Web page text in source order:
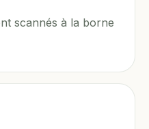
scannés à la borne